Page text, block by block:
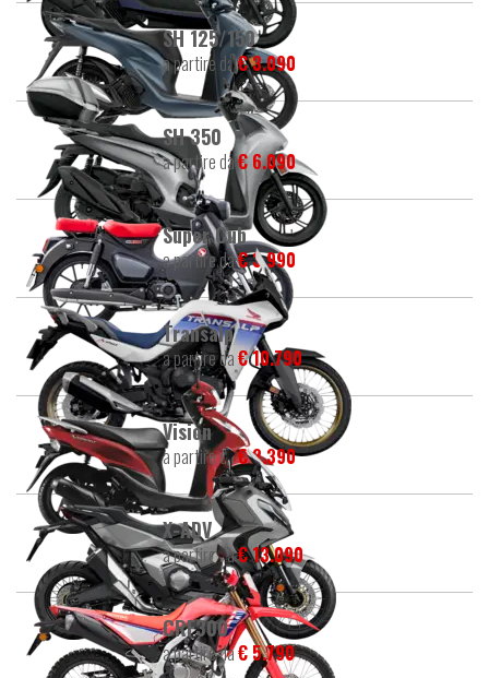
SH 125/150
a partire da€ 3.090
SH 350
a partire da€ 6.090
Super Cub
a partire da€ 3.990
Transalp
a partire da€ 10.790
Vision
a partire da€ 2.390
X-ADV
a partire da€ 13.090
CRF300
a partire da€ 5.790